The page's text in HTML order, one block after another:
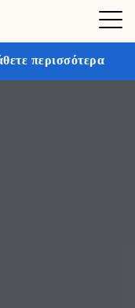
Κερδίστε έως